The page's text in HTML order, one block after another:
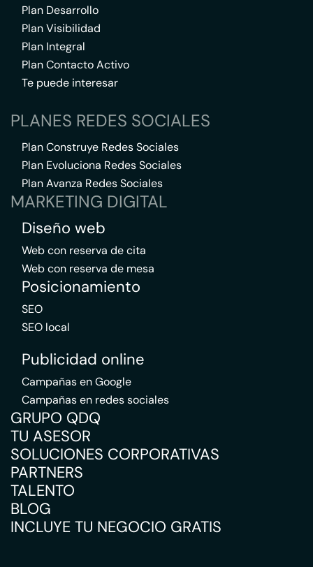
Plan Desarrollo
Plan Visibilidad
Plan Integral
Plan Contacto Activo
Te puede interesar
PLANES REDES SOCIALES
Plan Construye Redes Sociales
Plan Evoluciona Redes Sociales
Plan Avanza Redes Sociales
MARKETING DIGITAL
Diseño web
Web con reserva de cita
Web con reserva de mesa
Posicionamiento
SEO
SEO local
Publicidad online
Campañas en Google
Campañas en redes sociales
GRUPO QDQ
TU ASESOR
SOLUCIONES CORPORATIVAS
PARTNERS
TALENTO
BLOG
INCLUYE TU NEGOCIO GRATIS